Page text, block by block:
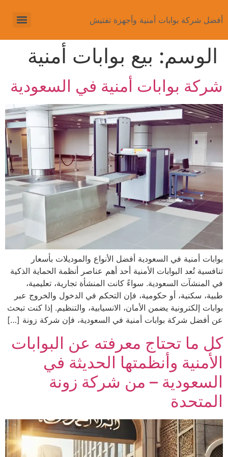
أفضل شركة بوابات أمنية وأجهزة تفتيش
الوسم: بيع بوابات أمنية
شركة بوابات أمنية في السعودية
بوابات أمنية في السعودية أفضل الأنواع والموديلات بأسعار
تنافسية تُعد البوابات الأمنية أحد أهم عناصر أنظمة الحماية الذكية
في المنشآت السعودية. سواءً كانت المنشأة تجارية، تعليمية،
طبية، سكنية، أو حكومية، فإن التحكم في الدخول والخروج عبر
بوابات إلكترونية يضمن الأمان، الانسيابية، والتنظيم. إذا كنت تبحث
عن أفضل شركة بوابات أمنية في السعودية، فإن شركة زونة […]
كل ما تحتاج معرفته عن البوابات
الأمنية وأنظمتها الحديثة في
السعودية – من شركة زونة
المتحدة